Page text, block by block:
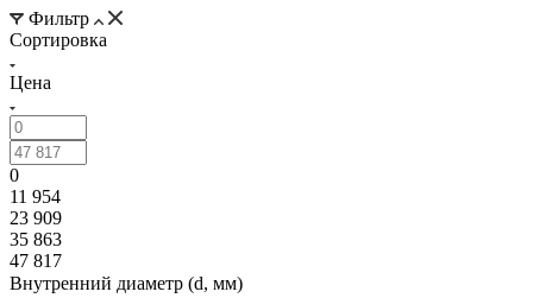
Фильтр
Сортировка
Цена
0
11 954
23 909
35 863
47 817
Внутренний диаметр (d, мм)